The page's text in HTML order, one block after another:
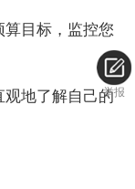
目标，监控您
观地了解自己的举报